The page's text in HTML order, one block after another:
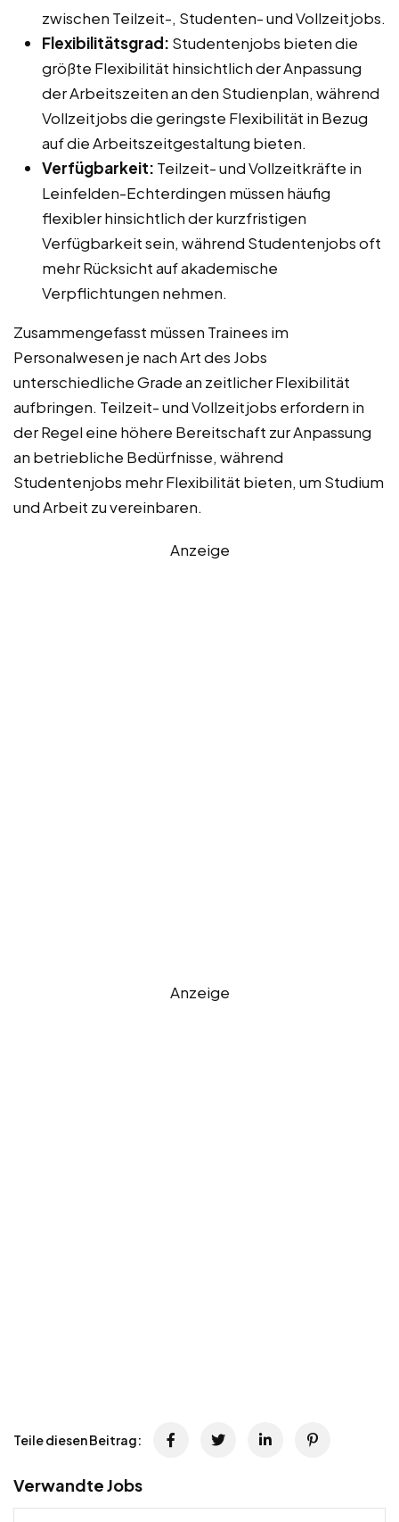
zwischen Teilzeit-, Studenten- und Vollzeitjobs.
Flexibilitätsgrad: Studentenjobs bieten die
größte Flexibilität hinsichtlich der Anpassung
der Arbeitszeiten an den Studienplan, während
Vollzeitjobs die geringste Flexibilität in Bezug
auf die Arbeitszeitgestaltung bieten.
Verfügbarkeit: Teilzeit- und Vollzeitkräfte in
Leinfelden-Echterdingen müssen häufig
flexibler hinsichtlich der kurzfristigen
Verfügbarkeit sein, während Studentenjobs oft
mehr Rücksicht auf akademische
Verpflichtungen nehmen.
Zusammengefasst müssen Trainees im
Personalwesen je nach Art des Jobs
unterschiedliche Grade an zeitlicher Flexibilität
aufbringen. Teilzeit- und Vollzeitjobs erfordern in
der Regel eine höhere Bereitschaft zur Anpassung
an betriebliche Bedürfnisse, während
Studentenjobs mehr Flexibilität bieten, um Studium
und Arbeit zu vereinbaren.
Anzeige
Anzeige
Teile diesen Beitrag:
Verwandte Jobs